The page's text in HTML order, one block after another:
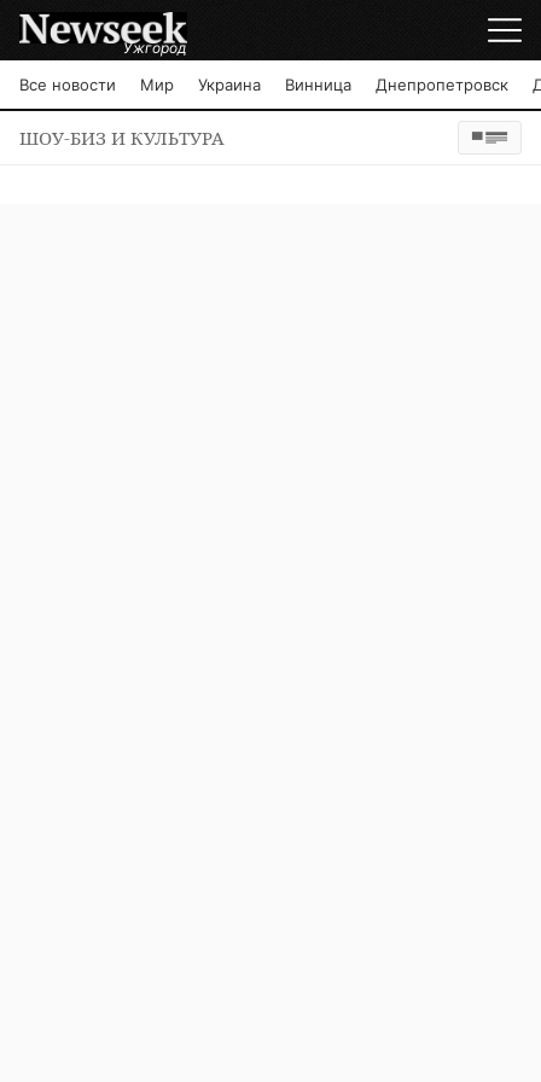
Ужгород
Все новости Мир Украина Винница Днепропетровск
ШОУ-БИЗ И КУЛЬТУРА